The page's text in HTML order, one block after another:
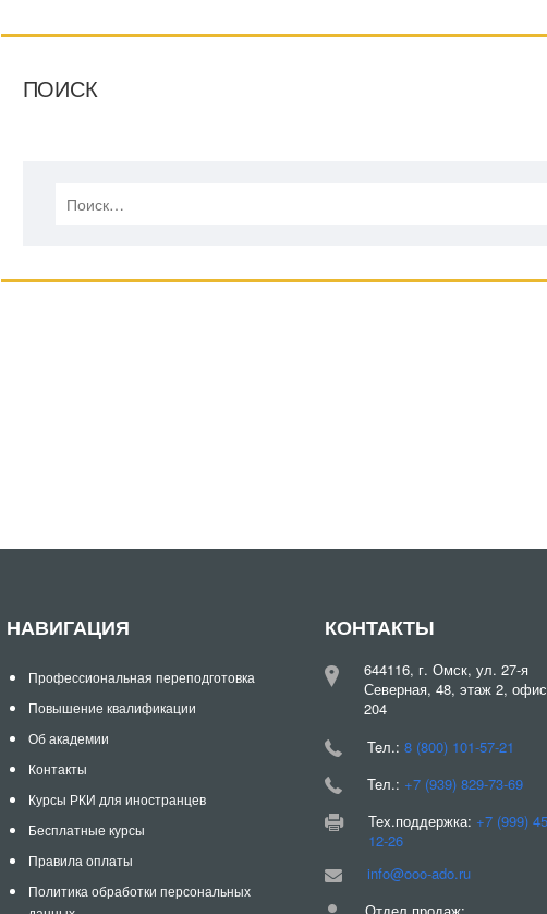
ПОИСК
НАВИГАЦИЯ
Профессиональная переподготовка
Повышение квалификации
Об академии
Контакты
Курсы РКИ для иностранцев
Бесплатные курсы
Правила оплаты
Политика обработки персональных
КОНТАКТЫ
644116, г. Омск, ул. 27-я
Северная, 48, этаж 2, офис
204
Teл.: 8 (800) 101-57-21
Teл.: +7 (939) 829-73-69
Тех.поддержка: +7 (999)
12-26
info@ooo-ado.ru